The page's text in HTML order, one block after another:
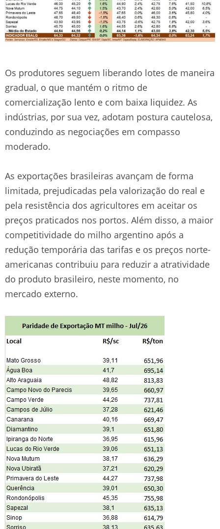
Os produtores seguem liberando lotes de maneira
gradual, o que mantém o ritmo de
comercialização lento e com baixa liquidez. As
indústrias, por sua vez, adotam postura cautelosa,
conduzindo as negociações em compasso
moderado.
As exportações brasileiras avançam de forma
limitada, prejudicadas pela valorização do real e
pela resistência dos agricultores em aceitar os
preços praticados nos portos. Além disso, a maior
competitividade do milho argentino após a
redução temporária das tarifas e os preços norte-
americanas contribuiu para reduzir a atratividade
do produto brasileiro, neste momento, no
mercado externo.